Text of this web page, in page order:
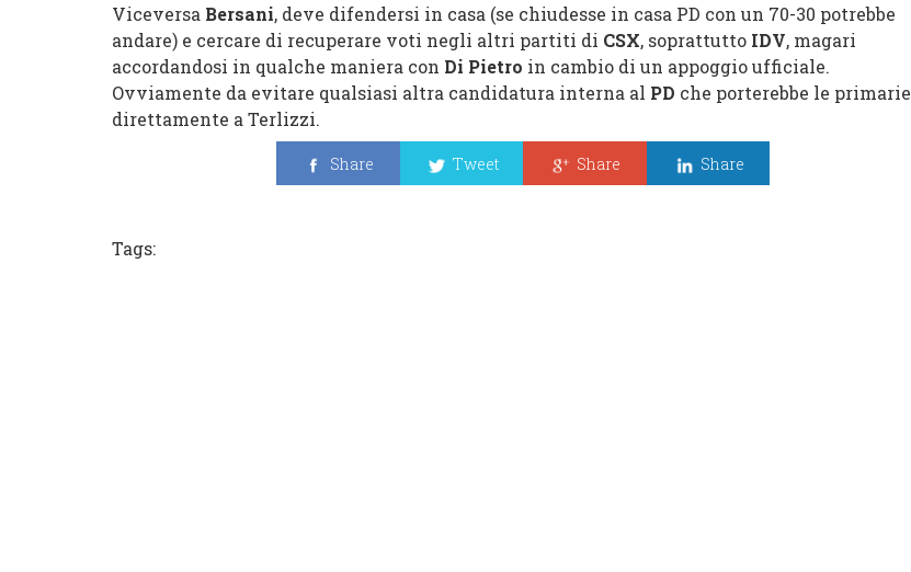
Viceversa Bersani, deve difendersi in casa (se chiudesse in casa PD con un 70-30 potrebbe
andare) e cercare di recuperare voti negli altri partiti di CSX, soprattutto IDV, magari
accordandosi in qualche maniera con Di Pietro in cambio di un appoggio ufficiale.
Ovviamente da evitare qualsiasi altra candidatura interna al PD che porterebbe le primarie
direttamente a Terlizzi.
Share Tweet Share Share
Tags: